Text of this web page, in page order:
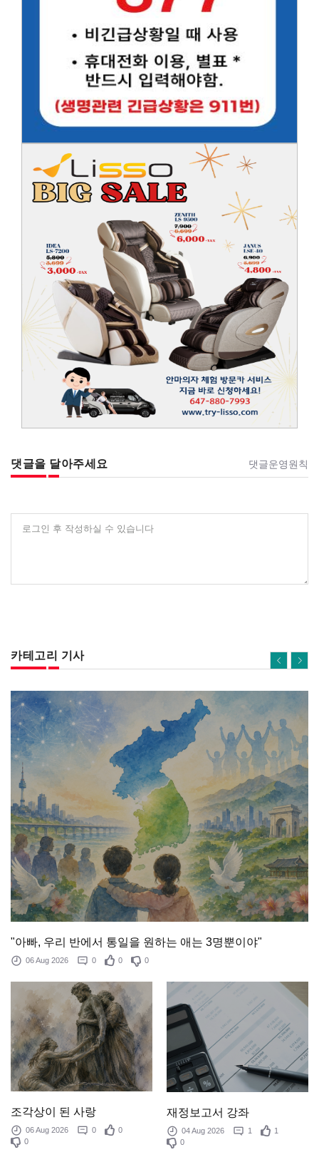
댓글을 달아주세요 댓글운영원칙
로그인 후 작성하실 수 있습니다
카테고리 기사
"아빠, 우리 반에서 통일을 원하는 애는 3명뿐이야"
06 Aug 2026 0 0 0
조각상이 된 사랑
06 Aug 2026 0
0
0
재정보고서 강좌
04 Aug 2026 1
1
0